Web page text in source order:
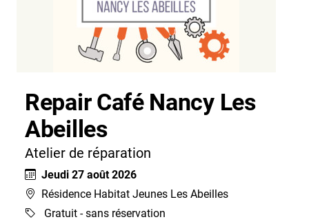
Repair Café Nancy Les
Abeilles
Atelier de réparation
Jeudi 27 août 2026
Résidence Habitat Jeunes Les Abeilles
Gratuit - sans réservation